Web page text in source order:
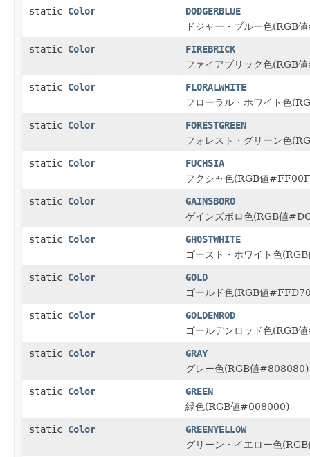
static Color DODGERBLUE
ドジャー・ブルー色(RGB
static Color FIREBRICK
ファイアブリック色(RGB
static Color FLORALWHITE
フローラル・ホワイト色
static Color FORESTGREEN
フォレスト・グリーン色
static Color FUCHSIA
フクシャ色(RGB値
static Color GAINSBORO
ゲインズボロ色(RGB値
static Color GHOSTWHITE
ゴースト・ホワイト色
static Color GOLD
ゴールド色(RGB値
static Color GOLDENROD
ゴールデンロッド色(RGB
static Color GRAY
グレー色(RGB値#808080)
static Color GREEN
緑色(RGB値#008000)
static Color GREENYELLOW
グリーン・イエロー色